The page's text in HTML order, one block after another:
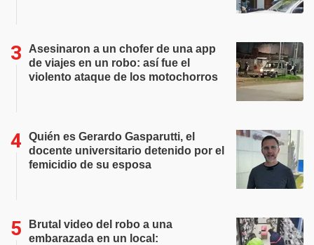
Asesinaron a un chofer de una app
de viajes en un robo: así fue el
violento ataque de los motochorros
Quién es Gerardo Gasparutti, el
docente universitario detenido por el
femicidio de su esposa
Brutal video del robo a una
embarazada en un local: